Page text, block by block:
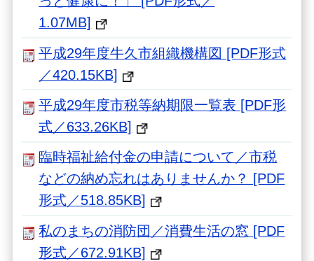
1.07MB]
平成29年度牛久市組織機構図 [PDF形式
／420.15KB]
平成29年度市税等納期限一覧表 [PDF形
式／633.26KB]
臨時福祉給付金の申請について／市税
などの納め忘れはありませんか？ [PDF
形式／518.85KB]
私のまちの消防団／消費生活の窓 [PDF
形式／672.91KB]